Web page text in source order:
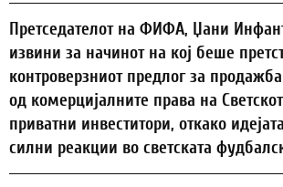
Претседателот на ФИФА, Џани
извини за начинот на кој беше
контроверзниот предлог за
од комерцијалните права на
приватни инвеститори, откако
силни реакции во светската